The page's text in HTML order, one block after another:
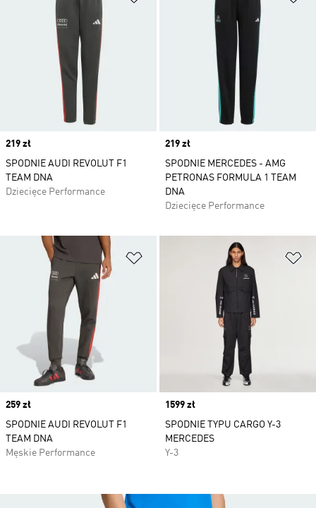
Price
219 zł
SPODNIE AUDI REVOLUT F1
TEAM DNA
Dziecięce Performance
Price
219 zł
SPODNIE MERCEDES - AMG
PETRONAS FORMULA 1 TEAM
DNA
Dziecięce Performance
Dodaj do listy życzeń
Price
259 zł
SPODNIE AUDI REVOLUT F1
TEAM DNA
Męskie Performance
Price
1599 zł
SPODNIE TYPU CARGO Y-3
MERCEDES
Y-3